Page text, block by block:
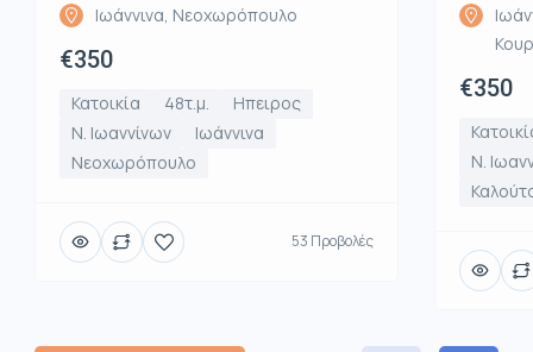
Ιωάννινα, Νεοχωρόπουλο
€350
Κατοικία 48τ.μ.
Ηπειρος
Ν. Ιωαννίνων
Ιωάννινα
Νεοχωρόπουλο
53 Προβολές
€350
Ν.